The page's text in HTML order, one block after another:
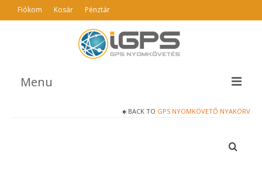
Fiókom Kosár Pénztár
Menu
BACK TO GPS NYOMKÖVETŐ NYAKÖRV